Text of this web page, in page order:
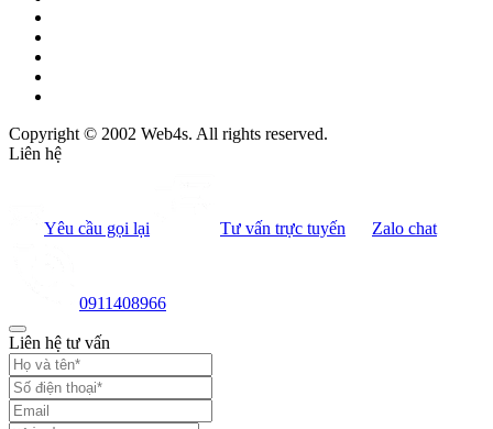
Copyright © 2002 Web4s. All rights reserved.
Liên hệ
Yêu cầu gọi lại Tư vấn trực tuyến Zalo chat
0911408966
Liên hệ tư vấn